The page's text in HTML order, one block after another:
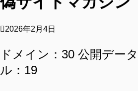
2026年2月4日
ドメイン：30 公開デー
ル：19